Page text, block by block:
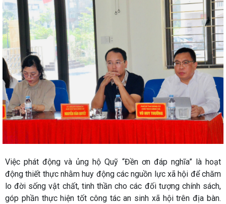
Việc phát động và ủng hộ Quỹ “Đền ơn đáp nghĩa” là hoạt
động thiết thực nhằm huy động các nguồn lực xã hội để chăm
lo đời sống vật chất, tinh thần cho các đối tượng chính sách,
góp phần thực hiện tốt công tác an sinh xã hội trên địa bàn.